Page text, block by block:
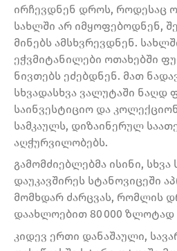
ირჩევდნენ დროს, როდესაც
სახლში არ იმყოფებოდნენ,
მინებს ამსხვრევდნენ.
ეჭვმიტანილები ოთახებში
ნივთებს ეძებდნენ. მათ
სხვადასხვა ვალუტაში
საინვესტიციო და
სამკაულს, დიზაინერულ
აღჭურვილობებს.
გამომძიებლებმა ისინი,
დაუკავშირეს სტანოვიცეში
მომხდარ ძარცვას, რომლის
დაახლოებით 80 000 ზლოტად
კიდევ ერთი დანაშაული,